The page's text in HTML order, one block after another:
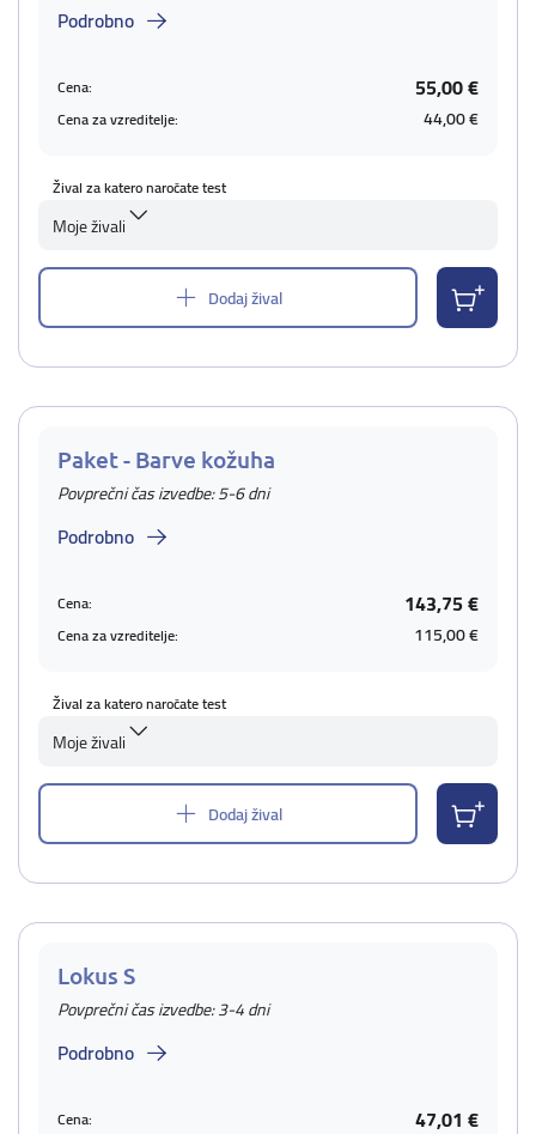
Podrobno
Cena: 55,00 €
Cena za vzreditelje: 44,00 €
Žival za katero naročate test
Moje živali
Dodaj žival
Paket - Barve kožuha
Povprečni čas izvedbe: 5-6 dni
Podrobno
Cena: 143,75 €
Cena za vzreditelje: 115,00 €
Žival za katero naročate test
Moje živali
Dodaj žival
Lokus S
Povprečni čas izvedbe: 3-4 dni
Podrobno
Cena: 47,01 €